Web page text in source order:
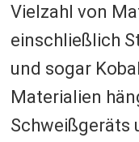
Vielzahl von
einschließlich
und sogar
Materialien
Schweißgeräts